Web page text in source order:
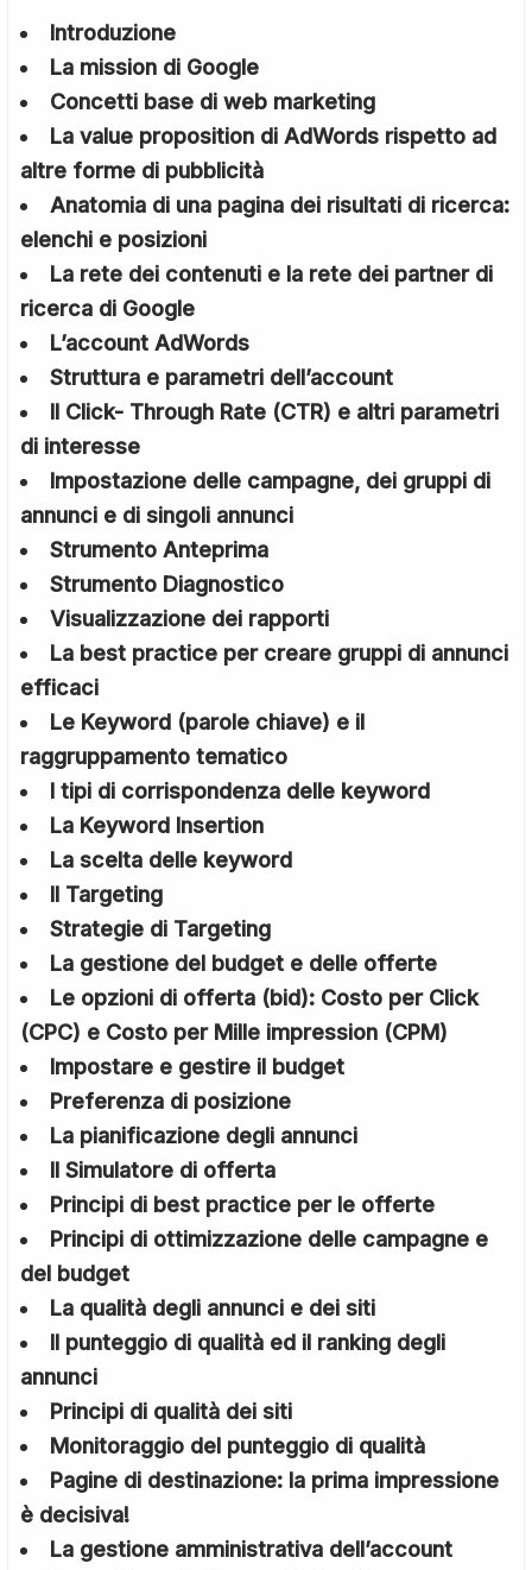
Introduzione
La mission di Google
Concetti base di web marketing
La value proposition di AdWords rispetto ad
altre forme di pubblicità
Anatomia di una pagina dei risultati di ricerca:
elenchi e posizioni
La rete dei contenuti e la rete dei partner di
ricerca di Google
L’account AdWords
Struttura e parametri dell’account
Il Click- Through Rate (CTR) e altri parametri
di interesse
Impostazione delle campagne, dei gruppi di
annunci e di singoli annunci
Strumento Anteprima
Strumento Diagnostico
Visualizzazione dei rapporti
La best practice per creare gruppi di annunci
efficaci
Le Keyword (parole chiave) e il
raggruppamento tematico
I tipi di corrispondenza delle keyword
La Keyword Insertion
La scelta delle keyword
Il Targeting
Strategie di Targeting
La gestione del budget e delle offerte
Le opzioni di offerta (bid): Costo per Click
(CPC) e Costo per Mille impression (CPM)
Impostare e gestire il budget
Preferenza di posizione
La pianificazione degli annunci
Il Simulatore di offerta
Principi di best practice per le offerte
Principi di ottimizzazione delle campagne e
del budget
La qualità degli annunci e dei siti
Il punteggio di qualità ed il ranking degli
annunci
Principi di qualità dei siti
Monitoraggio del punteggio di qualità
Pagine di destinazione: la prima impressione
è decisiva!
La gestione amministrativa dell’account